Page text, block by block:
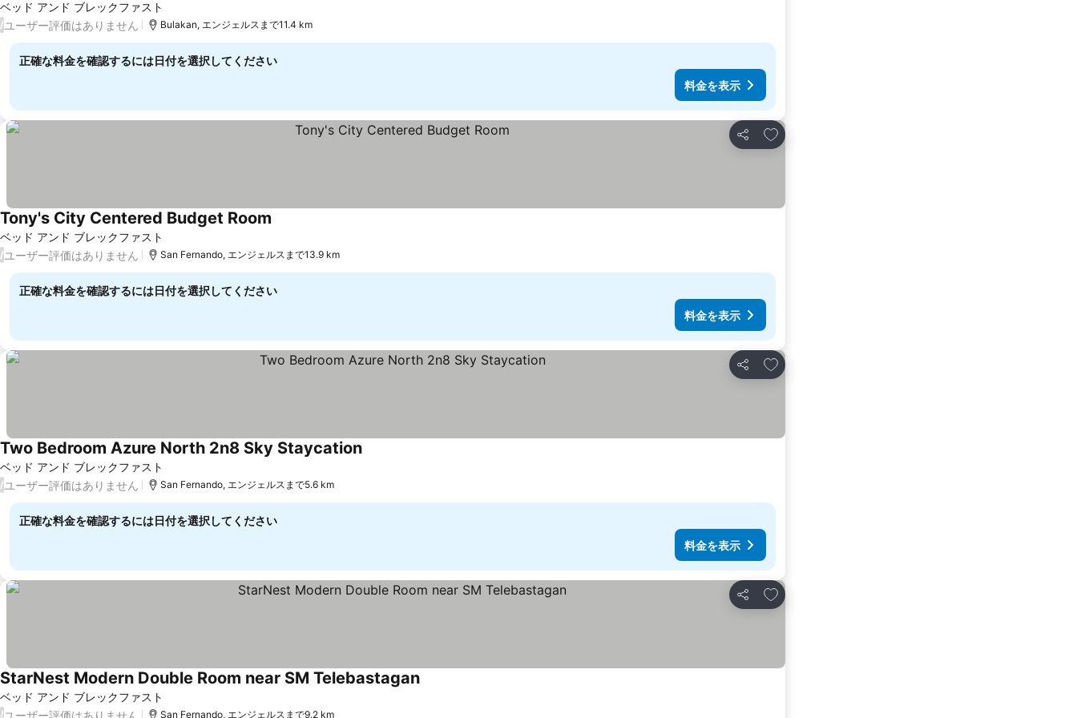
ベッド アンド ブレックファスト
/ユーザー評価はありません Bulakan, エンジェルスまで11.4 km
正確な料金を確認するには日付を選択してください
料金を表示
シェア
お気に入りに追加
ベッド アンド ブレックファスト
Tony's City Centered Budget Room
/ユーザー評価はありません San Fernando, エンジェルスまで13.9 km
正確な料金を確認するには日付を選択してください
料金を表示
シェア
お気に入りに追加
ベッド アンド ブレックファスト
Two Bedroom Azure North 2n8 Sky Staycation
/ユーザー評価はありません San Fernando, エンジェルスまで5.6 km
正確な料金を確認するには日付を選択してください
料金を表示
シェア
お気に入りに追加
ベッド アンド ブレックファスト
StarNest Modern Double Room near SM Telebastagan
/ ユーザー評価はありません San Fernando, エンジェルスまで9.2 km